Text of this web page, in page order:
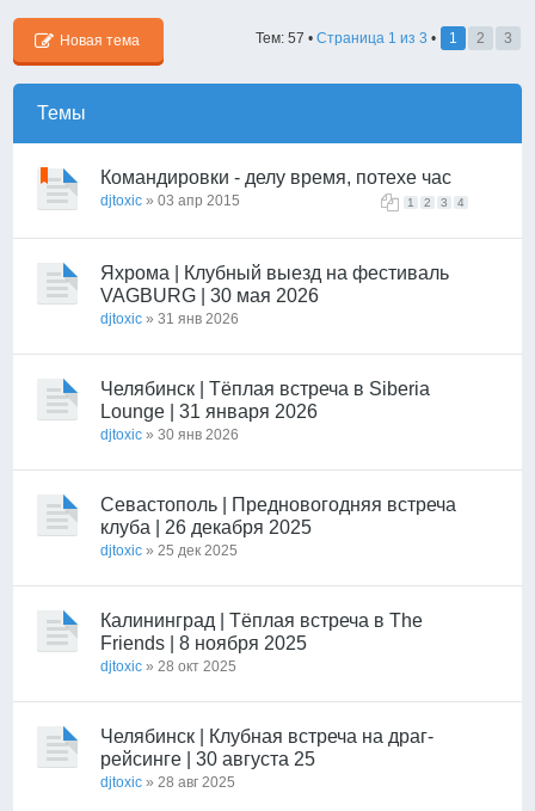
Новая тема Тем: 57 • Страница 1 из 3 • 1 2 3
Темы
Командировки - делу время, потехе час
1 2 3 4
djtoxic » 03 апр 2015
Яхрома | Клубный выезд на фестиваль
VAGBURG | 30 мая 2026
djtoxic » 31 янв 2026
Челябинск | Тёплая встреча в Siberia
Lounge | 31 января 2026
djtoxic » 30 янв 2026
Севастополь | Предновогодняя встреча
клуба | 26 декабря 2025
djtoxic » 25 дек 2025
Калининград | Тёплая встреча в The
Friends | 8 ноября 2025
djtoxic » 28 окт 2025
Челябинск | Клубная встреча на драг-
рейсинге | 30 августа 25
djtoxic » 28 авг 2025